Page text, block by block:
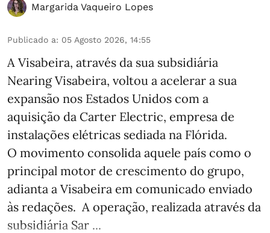
Margarida Vaqueiro Lopes
Publicado a: 05 Agosto 2026, 14:55
A Visabeira, através da sua subsidiária
Nearing Visabeira, voltou a acelerar a sua
expansão nos Estados Unidos com a
aquisição da Carter Electric, empresa de
instalações elétricas sediada na Flórida.
O movimento consolida aquele país como o
principal motor de crescimento do grupo,
adianta a Visabeira em comunicado enviado
às redações. A operação, realizada através da
subsidiária Sar ...